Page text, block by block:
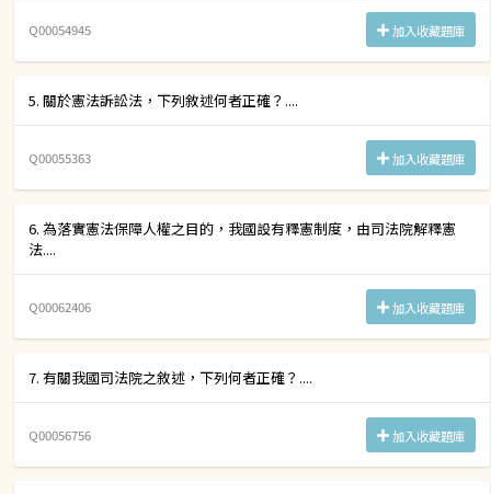
Q00054945 加入收藏題庫
5. 關於憲法訴訟法，下列敘述何者正確？....
Q00055363 加入收藏題庫
6. 為落實憲法保障人權之目的，我國設有釋憲制度，由司法院解釋憲
法....
Q00062406 加入收藏題庫
7. 有關我國司法院之敘述，下列何者正確？....
Q00056756 加入收藏題庫